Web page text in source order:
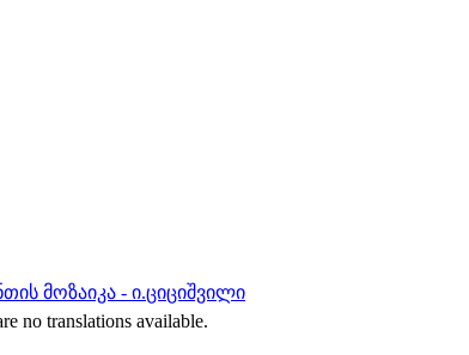
მოზაიკა - ი.ციციშვილი
no translations available.